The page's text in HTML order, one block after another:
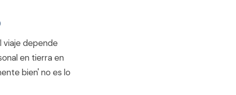
viaje depende
en tierra en
bien' no es lo